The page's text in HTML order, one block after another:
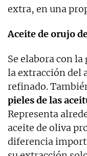
extra, en una
Aceite de orujo
Se elabora con
la extracción del
refinado.
pieles de las
Representa
aceite de oliva
diferencia